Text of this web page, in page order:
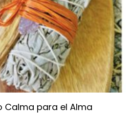
Calma para el Alma